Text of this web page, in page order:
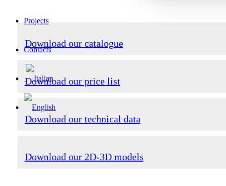
Projects
Contacts
Download our catalogue
Download our price list
Download our technical data
Download our 2D-3D models